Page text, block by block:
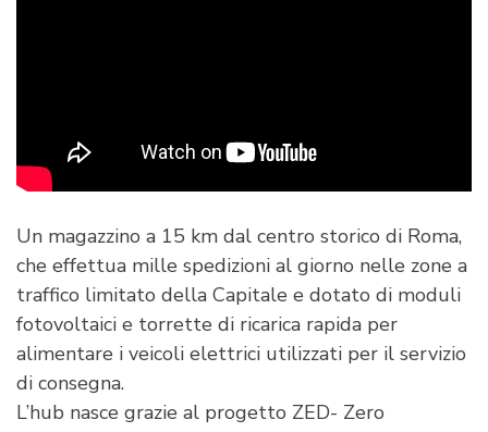
Un magazzino a 15 km dal centro storico di Roma,
che effettua mille spedizioni al giorno nelle zone a
traffico limitato della Capitale e dotato di moduli
fotovoltaici e torrette di ricarica rapida per
alimentare i veicoli elettrici utilizzati per il servizio
di consegna.
L’hub nasce grazie al progetto ZED- Zero